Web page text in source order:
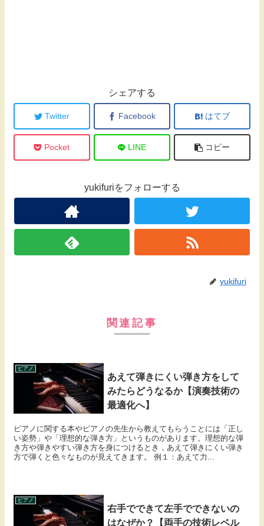
シェアする
Twitter Facebook はてブ
Pocket LINE コピー
yukifuriをフォローする
yukifuri
関連記事
ピアノ
あえて弾きにくい弾き方をして
みたらどうなるか【演奏技術の
最適化へ】
ピアノに関する本やピアノの先生から教えてもらうことには「正し
い姿勢」や「理想的な弾き方」というものがあります。理想的な弾
き方や弾きやすい弾き方を身につけるとき，あえて弾きにくい弾き
方で弾くと色々なものが見えてきます。 例１：あえて力...
ピアノ
右手でできて左手でできないの
はなぜか？【両手の技術レベル